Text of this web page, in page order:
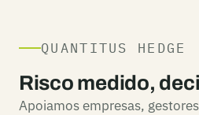
QUANTITUS HEDGE
Risco medido,
Apoiamos empresas,